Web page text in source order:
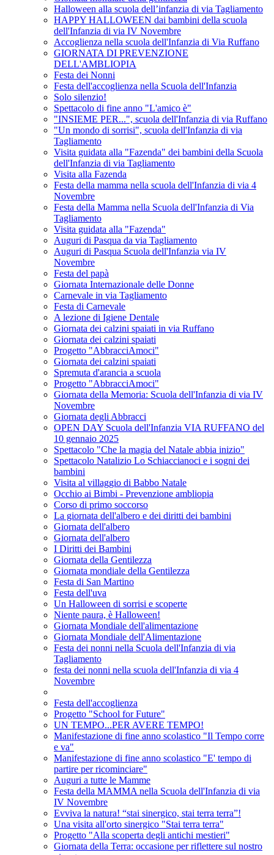
Halloween alla scuola dell’infanzia di via Tagliamento
HAPPY HALLOWEEN dai bambini della scuola
dell'Infanzia di via IV Novembre
Accoglienza nella scuola dell'Infanzia di Via Ruffano
GIORNATA DI PREVENZIONE
DELL'AMBLIOPIA
Festa dei Nonni
Festa dell'accoglienza nella Scuola dell'Infanzia
Solo silenzio!
Spettacolo di fine anno "L'amico è"
"INSIEME PER...", scuola dell'Infanzia di via Ruffano
"Un mondo di sorrisi", scuola dell'Infanzia di via
Tagliamento
Visita guidata alla "Fazenda" dei bambini della Scuola
dell'Infanzia di via Tagliamento
Visita alla Fazenda
Festa della mamma nella scuola dell'Infanzia di via 4
Novembre
Festa della Mamma nella Scuola dell'Infanzia di Via
Tagliamento
Visita guidata alla "Fazenda"
Auguri di Pasqua da via Tagliamento
Auguri di Pasqua Scuola dell'Infanzia via IV
Novembre
Festa del papà
Giornata Internazionale delle Donne
Carnevale in via Tagliamento
Festa di Carnevale
A lezione di Igiene Dentale
Giornata dei calzini spaiati in via Ruffano
Giornata dei calzini spaiati
Progetto "AbbracciAmoci"
Giornata dei calzini spaiati
Spremuta d'arancia a scuola
Progetto "AbbracciAmoci"
Giornata della Memoria: Scuola dell'Infanzia di via IV
Novembre
Giornata degli Abbracci
OPEN DAY Scuola dell'Infanzia VIA RUFFANO del
10 gennaio 2025
Spettacolo "Che la magia del Natale abbia inizio"
Spettacolo Natalizio Lo Schiaccianoci e i sogni dei
bambini
Visita al villaggio di Babbo Natale
Occhio ai Bimbi - Prevenzione ambliopia
Corso di primo soccorso
La giornata dell'albero e dei diritti dei bambini
Giornata dell'albero
Giornata dell'albero
I Diritti dei Bambini
Giornata della Gentilezza
Giornata mondiale della Gentilezza
Festa di San Martino
Festa dell'uva
Un Halloween di sorrisi e scoperte
Niente paura, è Halloween!
Giornata Mondiale dell'alimentazione
Giornata Mondiale dell'Alimentazione
Festa dei nonni nella Scuola dell'Infanzia di via
Tagliamento
festa dei nonni nella scuola dell'Infanzia di via 4
Novembre
Festa dell'accoglienza
Progetto "School for Future"
UN TEMPO...PER AVERE TEMPO!
Manifestazione di fine anno scolastico "Il Tempo corre
e va"
Manifestazione di fine anno scolastico "E' tempo di
partire per ricominciare"
Auguri a tutte le Mamme
Festa della MAMMA nella Scuola dell'Infanzia di via
IV Novembre
Evviva la natura! “stai sinergico, stai terra terra”!
Una visita all'orto sinergico "Stai terra terra"
Progetto "Alla scoperta degli antichi mestieri"
Giornata della Terra: occasione per riflettere sul nostro